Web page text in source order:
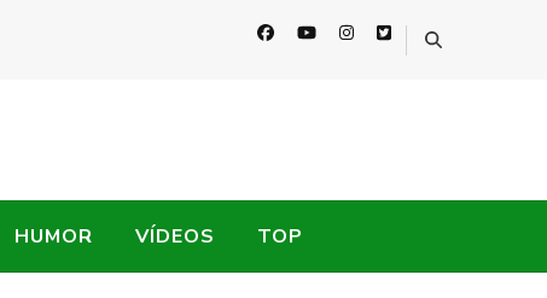
HUMOR VÍDEOS TOP